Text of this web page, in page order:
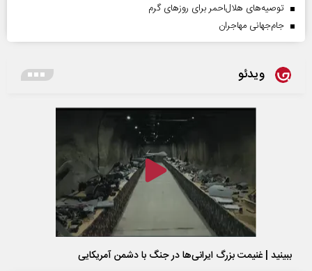
توصیه‌های هلال‌احمر برای روز‌های گرم
جام‌جهانی مهاجران
ویدئو
ببینید | غنیمت بزرگ ایرانی‌ها در جنگ با دشمن آمریکایی